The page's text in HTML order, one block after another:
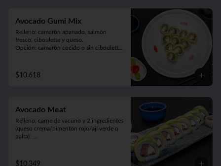
Avocado Gumi Mix
Relleno: camarón apanado, salmón
fresco, ciboulette y queso.
Opción: camarón cocido o sin ciboulette
$10.618
Avocado Meat
Relleno: carne de vacuno y 2 ingredientes
(queso crema/pimentón rojo/ají verde o
palta).
$10.349